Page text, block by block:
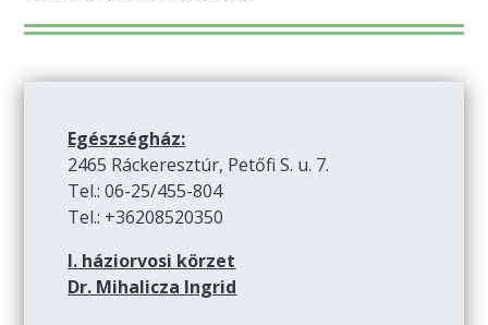
Egészségház:
2465 Ráckeresztúr, Petőfi S. u. 7.
Tel.: 06-25/455-804
Tel.: +36208520350
I. háziorvosi körzet
Dr. Mihalicza Ingrid